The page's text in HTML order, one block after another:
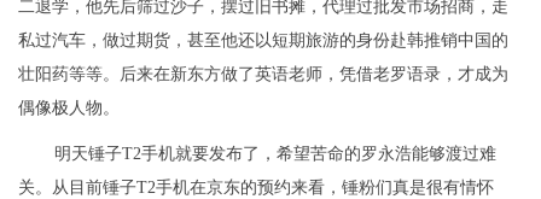
二退学，他先后筛过沙子，摆过旧书摊，代理过批发市场招商，走
私过汽车，做过期货，甚至他还以短期旅游的身份赴韩推销中国的
壮阳药等等。后来在新东方做了英语老师，凭借老罗语录，才成为
偶像极人物。
明天锤子T2手机就要发布了，希望苦命的罗永浩能够渡过难
关。从目前锤子T2手机在京东的预约来看，锤粉们真是很有情怀